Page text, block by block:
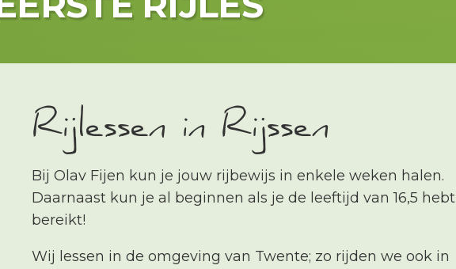
Rijlessen in Rijssen
Bij Olav Fijen kun je jouw rijbewijs in enkele weken halen.
Daarnaast kun je al beginnen als je de leeftijd van 16,5 hebt
bereikt!
Wij lessen in de omgeving van Twente; zo rijden we ook in